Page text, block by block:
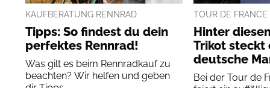
KAUFBERATUNG RENNRAD
Tipps: So findest du dein
perfektes Rennrad!
Was gilt es beim Rennradkauf zu
beachten? Wir helfen und geben
TOUR DE
Hinter
Trikot steckt
deutsche
Bei der Tour de